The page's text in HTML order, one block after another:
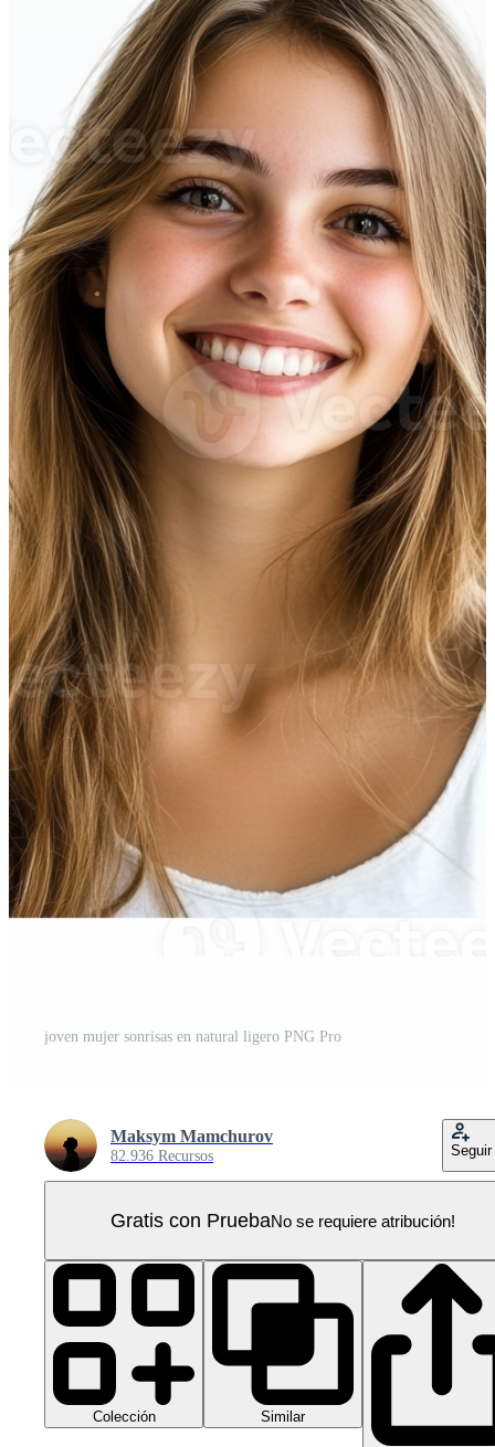
joven mujer sonrisas en natural ligero PNG Pro
Maksym Mamchurov
82.936 Recursos Seguir
Gratis con PruebaNo se requiere atribución!
Colección Similar